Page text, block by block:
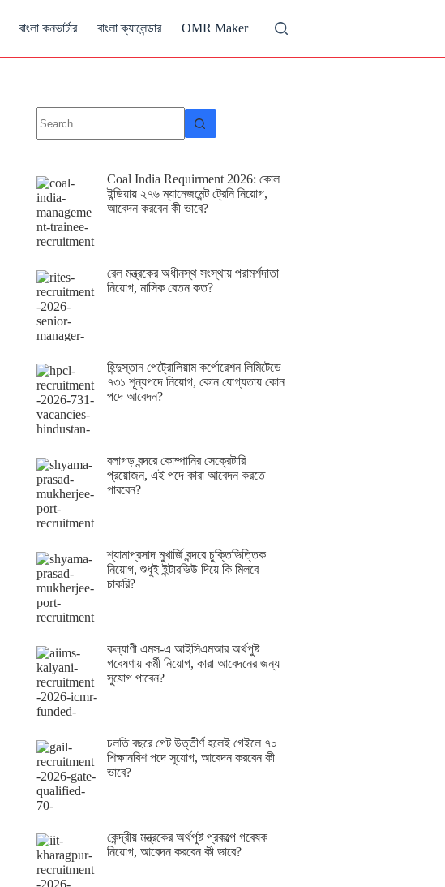
বাংলা কনভার্টার বাংলা ক্যালেন্ডার OMR Maker
Coal India Requirment 2026: কোল
ইন্ডিয়ায় ২৭৬ ম্যানেজমেন্ট ট্রেনি নিয়োগ,
আবেদন করবেন কী ভাবে?
রেল মন্ত্রকের অধীনস্থ সংস্থায় পরামর্শদাতা
নিয়োগ, মাসিক বেতন কত?
হিন্দুস্তান পেট্রোলিয়াম কর্পোরেশন লিমিটেডে
৭৩১ শূন্যপদে নিয়োগ, কোন যোগ্যতায় কোন
পদে আবেদন?
বলাগড় বন্দরে কোম্পানির সেক্রেটারি
প্রয়োজন, এই পদে কারা আবেদন করতে
পারবেন?
শ্যামাপ্রসাদ মুখার্জি বন্দরে চুক্তিভিত্তিক
নিয়োগ, শুধুই ইন্টারভিউ দিয়ে কি মিলবে
চাকরি?
কল্যাণী এমস-এ আইসিএমআর অর্থপুষ্ট
গবেষণায় কর্মী নিয়োগ, কারা আবেদনের জন্য
সুযোগ পাবেন?
চলতি বছরে গেট উত্তীর্ণ হলেই গেইলে ৭০
শিক্ষানবিশ পদে সুযোগ, আবেদন করবেন কী
ভাবে?
কেন্দ্রীয় মন্ত্রকের অর্থপুষ্ট প্রকল্পে গবেষক
নিয়োগ, আবেদন করবেন কী ভাবে?